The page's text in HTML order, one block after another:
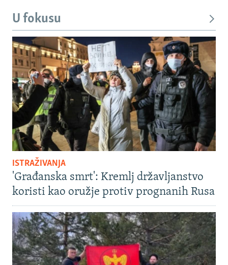
U fokusu
ISTRAŽIVANJA
'Građanska smrt': Kremlj državljanstvo
koristi kao oružje protiv prognanih Rusa